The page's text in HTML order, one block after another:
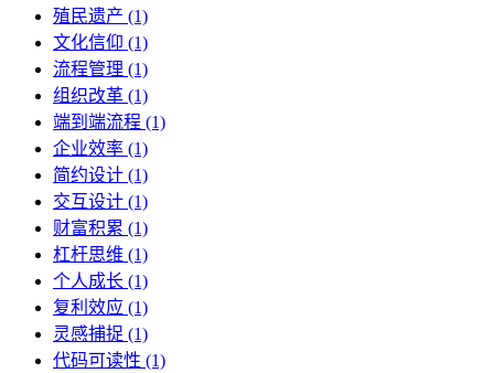
殖民遗产 (1)
文化信仰 (1)
流程管理 (1)
组织改革 (1)
端到端流程 (1)
企业效率 (1)
简约设计 (1)
交互设计 (1)
财富积累 (1)
杠杆思维 (1)
个人成长 (1)
复利效应 (1)
灵感捕捉 (1)
代码可读性 (1)